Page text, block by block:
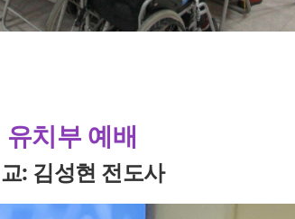
유치부 예배
: 김성현 전도사